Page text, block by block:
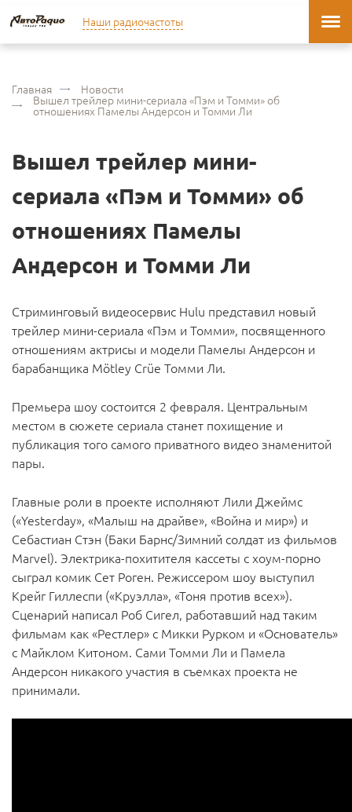
Наши радиочастоты
Главная Новости
Вышел трейлер мини-сериала «Пэм и Томми» об
отношениях Памелы Андерсон и Томми Ли
Вышел трейлер мини-
сериала «Пэм и Томми» об
отношениях Памелы
Андерсон и Томми Ли
Стриминговый видеосервис Hulu представил новый
трейлер мини-сериала «Пэм и Томми», посвященного
отношениям актрисы и модели Памелы Андерсон и
барабанщика Mötley Crüe Томми Ли.
Премьера шоу состоится 2 февраля. Центральным
местом в сюжете сериала станет похищение и
публикация того самого приватного видео знаменитой
пары.
Главные роли в проекте исполняют Лили Джеймс
(«Yesterday», «Малыш на драйве», «Война и мир») и
Себастиан Стэн (Баки Барнс/Зимний солдат из фильмов
Marvel). Электрика-похитителя кассеты с хоум-порно
сыграл комик Сет Роген. Режиссером шоу выступил
Крейг Гиллеспи («Круэлла», «Тоня против всех»).
Сценарий написал Роб Сигел, работавший над таким
фильмам как «Рестлер» с Микки Рурком и «Основатель»
с Майклом Китоном. Сами Томми Ли и Памела
Андерсон никакого участия в съемках проекта не
принимали.